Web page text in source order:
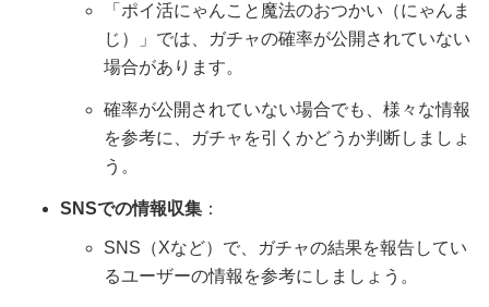
「ポイ活にゃんこと魔法のおつかい（にゃんま
じ）」では、ガチャの確率が公開されていない
場合があります。
確率が公開されていない場合でも、様々な情報
を参考に、ガチャを引くかどうか判断しましょ
う。
SNSでの情報収集 ：
SNS（Xなど）で、ガチャの結果を報告してい
るユーザーの情報を参考にしましょう。